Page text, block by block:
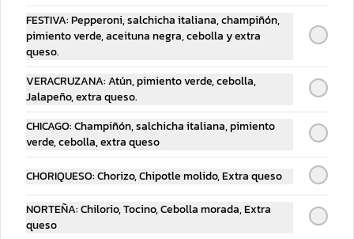
Habanero botella
$45.00
FESTIVA: Pepperoni, salchicha italiana, champiñón,
pimiento verde, aceituna negra, cebolla y extra
queso.
VERACRUZANA: Atún, pimiento verde, cebolla,
Jalapeño, extra queso.
CHICAGO: Champiñón, salchicha italiana, pimiento
verde, cebolla, extra queso
CHORIQUESO: Chorizo, Chipotle molido, Extra queso
NORTEÑA: Chilorio, Tocino, Cebolla morada, Extra
queso